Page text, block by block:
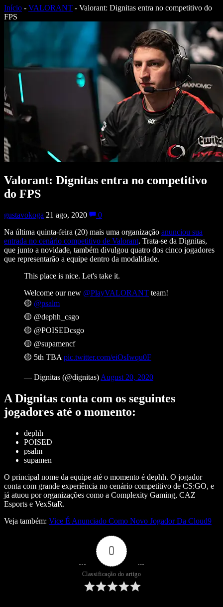
Início - VALORANT - Valorant: Dignitas entra no competitivo do
FPS
Valorant: Dignitas entra no competitivo
do FPS
gustavokoga 21 ago, 2020
0
Na última quinta-feira (20) mais uma organização anunciou sua
entrada no cenário competitivo de Valorant. Trata-se da Dignitas,
que junto a novidade, também divulgou quatro dos cinco jogadores
que representarão a equipe dentro da modalidade.
This place is nice. Let's take it.
Welcome our new @PlayVALORANT team!
🟡 @psalm
🟡 @dephh_csgo
🟡 @POISEDcsgo
🟡 @supamencf
🟡 5th TBA pic.twitter.com/eiOsIwqu0F
— Dignitas (@dignitas) August 20, 2020
A Dignitas conta com os seguintes
jogadores até o momento:
dephh
POISED
psalm
supamen
O principal nome da equipe até o momento é dephh. O jogador
conta com grande experiência no cenário competitivo de CS:GO, e
já atuou por organizações como a Complexity Gaming, CAZ
Esports e VexStaR.
Veja também: Vice É Anunciado Como Novo Jogador Da Cloud9
0
Classificação do artigo